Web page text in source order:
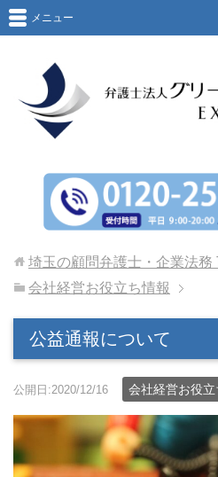
メニュー
埼玉の顧問弁護士・企業法務
会社経営お役立ち情報
公益通報について
公開日:2020/12/16 会社経営お役立